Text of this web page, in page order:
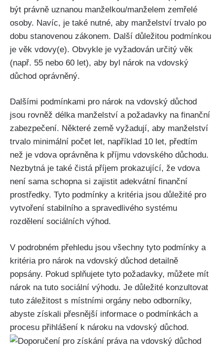
být právně uznanou manželkou/manželem zemřelé
osoby. Navíc, je také nutné, aby manželství trvalo po
dobu stanovenou zákonem. Další důležitou podmínkou
je věk vdovy(e). Obvykle je vyžadován určitý věk
(např. 55 nebo 60 let), aby byl nárok na vdovský
důchod oprávněný.
Dalšími podmínkami pro nárok na vdovský důchod
jsou rovněž délka manželství a požadavky na finanční
zabezpečení. Některé země vyžadují, aby manželství
trvalo minimální počet let, například 10 let, předtím
než je vdova oprávněna k příjmu vdovského důchodu.
Nezbytná je také čistá příjem prokazující, že vdova
není sama schopna si zajistit adekvátní finanční
prostředky. Tyto podmínky a kritéria jsou důležité pro
vytvoření stabilního a spravedlivého systému
rozdělení sociálních výhod.
V podrobném přehledu jsou všechny tyto podmínky a
kritéria pro nárok na vdovský důchod detailně
popsány. Pokud splňujete tyto požadavky, můžete mít
nárok na tuto sociální výhodu. Je důležité konzultovat
tuto záležitost s místními orgány nebo odborníky,
abyste získali přesnější informace o podmínkách a
procesu přihlášení k nároku na vdovský důchod.